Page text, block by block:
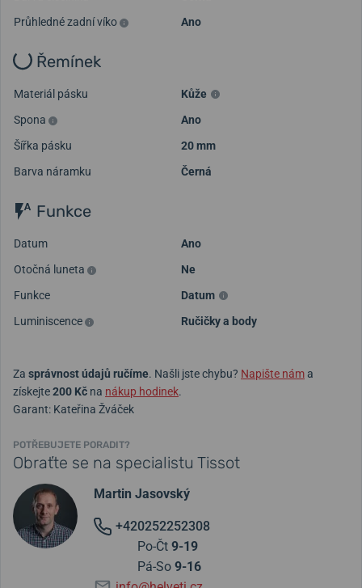
Průhledné zadní víko
Ano
Řemínek
Materiál pásku
Kůže
Spona
Ano
Šířka pásku
20 mm
Barva náramku
Černá
Funkce
Datum
Ano
Otočná luneta
Ne
Funkce
Datum
Luminiscence
Ručičky a body
Za správnost údajů ručíme. Našli jste chybu? Napište náma
získejte200 Kč na nákup hodinek.
Garant: Kateřina Žváček
POTŘEBUJETE PORADIT?
Obraťte se na specialistu Tissot
Martin Jasovský
+420252252308
Po-Čt 9-19
Pá-So 9-16